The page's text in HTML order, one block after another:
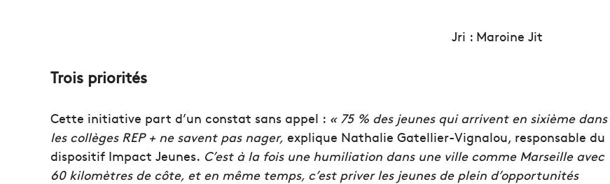
Jri : Maroine Jit
Trois priorités
Cette initiative part d’un constat sans appel : « 75 % des jeunes qui arrivent en sixième dans
les collèges REP + ne savent pas nager, explique Nathalie Gatellier-Vignalou, responsable du
dispositif Impact Jeunes. C’est à la fois une humiliation dans une ville comme Marseille avec
60 kilomètres de côte, et en même temps, c’est priver les jeunes de plein d’opportunités